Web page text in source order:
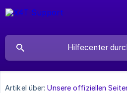
Artikel über: Unsere offiziellen